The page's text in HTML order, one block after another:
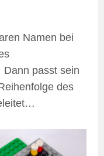
Namen bei
passt sein
des